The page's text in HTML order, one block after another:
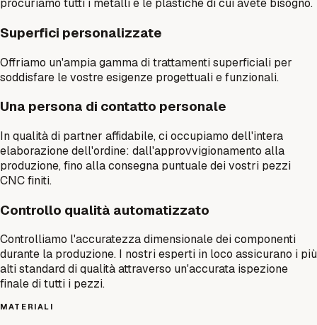
procuriamo tutti i metalli e le plastiche di cui avete bisogno.
Superfici personalizzate
Offriamo un'ampia gamma di trattamenti superficiali per
soddisfare le vostre esigenze progettuali e funzionali.
Una persona di contatto personale
In qualità di partner affidabile, ci occupiamo dell'intera
elaborazione dell'ordine: dall'approvvigionamento alla
produzione, fino alla consegna puntuale dei vostri pezzi
CNC finiti.
Controllo qualità automatizzato
Controlliamo l'accuratezza dimensionale dei componenti
durante la produzione. I nostri esperti in loco assicurano i più
alti standard di qualità attraverso un'accurata ispezione
finale di tutti i pezzi.
MATERIALI